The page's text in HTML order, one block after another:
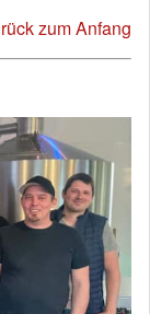
zum Anfang